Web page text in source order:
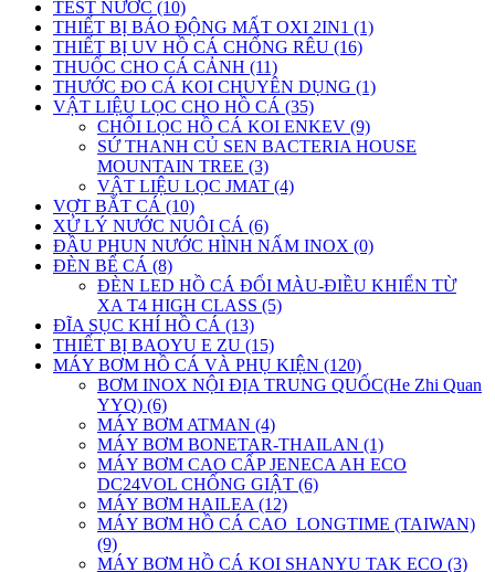
TEST NƯỚC (10)
THIẾT BỊ BÁO ĐỘNG MẤT OXI 2IN1 (1)
THIẾT BỊ UV HỒ CÁ CHỐNG RÊU (16)
THUỐC CHO CÁ CẢNH (11)
THƯỚC ĐO CÁ KOI CHUYÊN DỤNG (1)
VẬT LIỆU LỌC CHO HỒ CÁ (35)
CHỔI LỌC HỒ CÁ KOI ENKEV (9)
SỨ THANH CỦ SEN BACTERIA HOUSE
MOUNTAIN TREE (3)
VẬT LIỆU LỌC JMAT (4)
VỢT BẮT CÁ (10)
XỬ LÝ NƯỚC NUÔI CÁ (6)
ĐẦU PHUN NƯỚC HÌNH NẤM INOX (0)
ĐÈN BỂ CÁ (8)
ĐÈN LED HỒ CÁ ĐỔI MÀU-ĐIỀU KHIỂN TỪ
XA T4 HIGH CLASS (5)
ĐĨA SỤC KHÍ HỒ CÁ (13)
THIẾT BỊ BAOYU E ZU (15)
MÁY BƠM HỒ CÁ VÀ PHỤ KIỆN (120)
BƠM INOX NỘI ĐỊA TRUNG QUỐC(He Zhi Quan
YYQ) (6)
MÁY BƠM ATMAN (4)
MÁY BƠM BONETAR-THAILAN (1)
MÁY BƠM CAO CẤP JENECA AH ECO
DC24VOL CHỐNG GIẬT (6)
MÁY BƠM HAILEA (12)
MÁY BƠM HỒ CÁ CAO_LONGTIME (TAIWAN)
(9)
MÁY BƠM HỒ CÁ KOI SHANYU TAK ECO (3)